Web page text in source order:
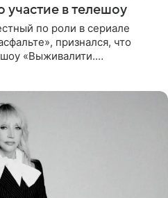
участие в телешоу
по роли в сериале
признался, что
«Выживалити.